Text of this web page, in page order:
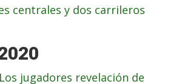
centrales y dos carrileros
Los jugadores revelación de